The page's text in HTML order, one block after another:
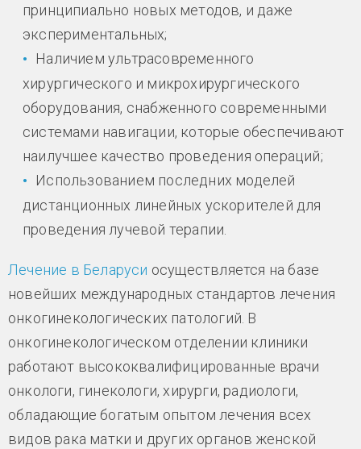
принципиально новых методов, и даже
экспериментальных;
Наличием ультрасовременного
хирургического и микрохирургического
оборудования, снабженного современными
системами навигации, которые обеспечивают
наилучшее качество проведения операций;
Использованием последних моделей
дистанционных линейных ускорителей для
проведения лучевой терапии.
Лечение в Беларуси осуществляется на базе
новейших международных стандартов лечения
онкогинекологических патологий. В
онкогинекологическом отделении клиники
работают высококвалифицированные врачи
онкологи, гинекологи, хирурги, радиологи,
обладающие богатым опытом лечения всех
видов рака матки и других органов женской